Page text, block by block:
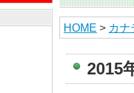
HOME > カ
2015